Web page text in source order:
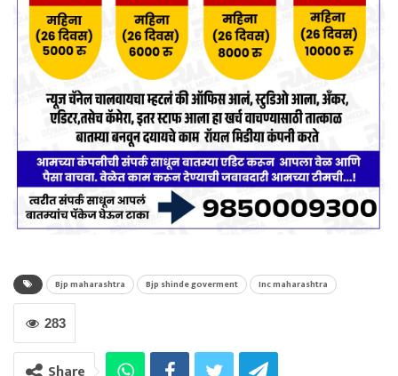
Bjp maharashtra Bjp shinde goverment Inc maharashtra
283